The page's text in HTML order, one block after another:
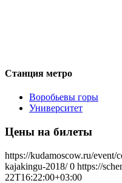
Станция метро
Воробьевы горы
Университет
Цены на билеты
https://kudamoscow.ru/event/
kajakingu-2018/ 0 https://
22T16:22:00+03:00